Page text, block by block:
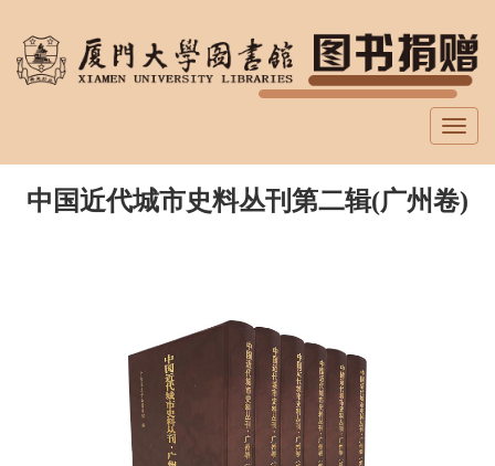
中国近代城市史料丛刊第二辑(广州卷)